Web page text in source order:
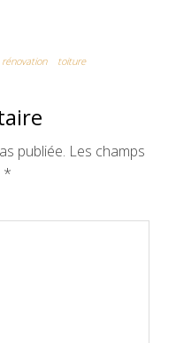
rénovation toiture
publiée. Les champs
*